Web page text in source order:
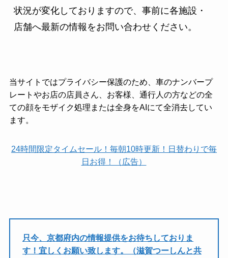
状況が変化しておりますので、事前に各施設・
店舗へ最新の情報をお問い合わせください。
当サイトではプライバシー保護のため、車のナンバープ
レートやお店の店員さん、お客様、通行人の方などの全
ての顔をモザイク処理または全身をAIにて全消去してい
ます。
24時間限定タイムセール！毎朝10時更新！日替わりで毎
日お得！（広告）
只今、京都府内の情報提供をお待ちしておりま
す！宜しくお願い致します。（滋賀つーしんと共